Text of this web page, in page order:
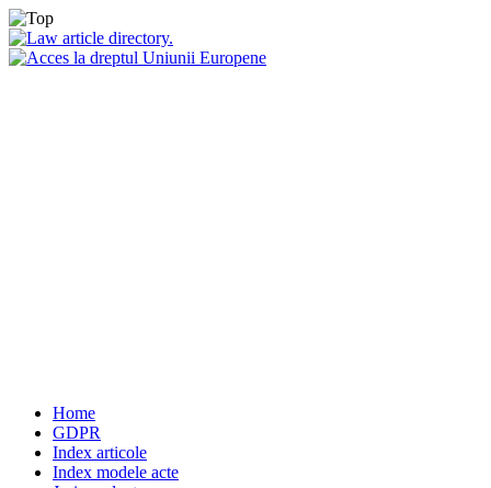
Home
GDPR
Index articole
Index modele acte